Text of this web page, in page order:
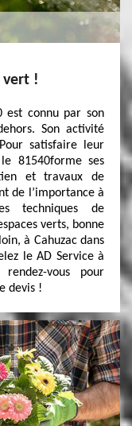
vert !
est connu par son
Son activité
satisfaire leur
81540forme ses
et travaux de
de l’importance à
techniques de
verts, bonne
à Cahuzac dans
le AD Service à
vous pour
devis !